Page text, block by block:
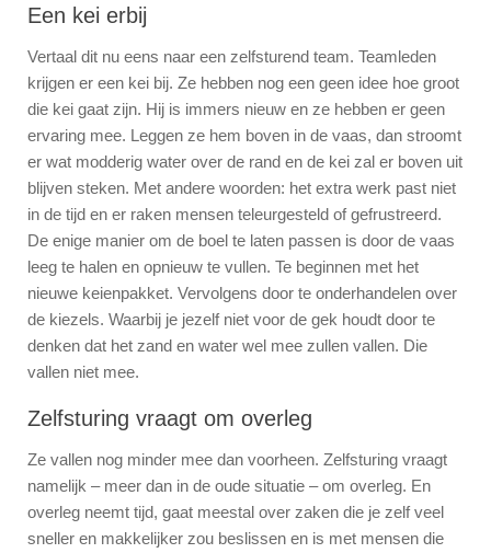
Een kei erbij
Vertaal dit nu eens naar een zelfsturend team. Teamleden
krijgen er een kei bij. Ze hebben nog een geen idee hoe groot
die kei gaat zijn. Hij is immers nieuw en ze hebben er geen
ervaring mee. Leggen ze hem boven in de vaas, dan stroomt
er wat modderig water over de rand en de kei zal er boven uit
blijven steken. Met andere woorden: het extra werk past niet
in de tijd en er raken mensen teleurgesteld of gefrustreerd.
De enige manier om de boel te laten passen is door de vaas
leeg te halen en opnieuw te vullen. Te beginnen met het
nieuwe keienpakket. Vervolgens door te onderhandelen over
de kiezels. Waarbij je jezelf niet voor de gek houdt door te
denken dat het zand en water wel mee zullen vallen. Die
vallen niet mee.
Zelfsturing vraagt om overleg
Ze vallen nog minder mee dan voorheen. Zelfsturing vraagt
namelijk – meer dan in de oude situatie – om overleg. En
overleg neemt tijd, gaat meestal over zaken die je zelf veel
sneller en makkelijker zou beslissen en is met mensen die